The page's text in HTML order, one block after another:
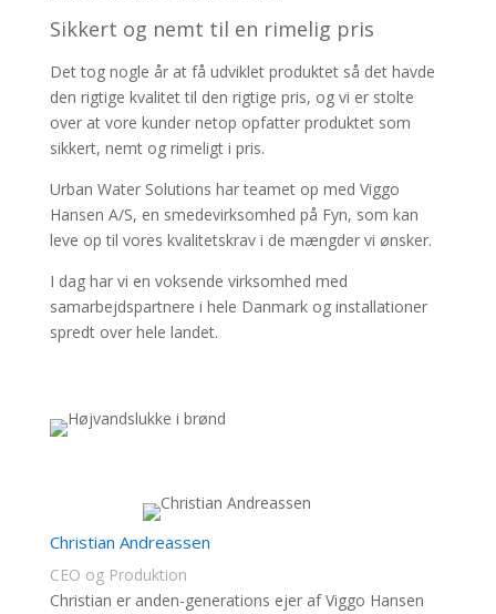
Sikkert og nemt til en rimelig pris
Det tog nogle år at få udviklet produktet så det havde
den rigtige kvalitet til den rigtige pris, og vi er stolte
over at vore kunder netop opfatter produktet som
sikkert, nemt og rimeligt i pris.
Urban Water Solutions har teamet op med Viggo
Hansen A/S, en smedevirksomhed på Fyn, som kan
leve op til vores kvalitetskrav i de mængder vi ønsker.
I dag har vi en voksende virksomhed med
samarbejdspartnere i hele Danmark og installationer
spredt over hele landet.
Christian Andreassen
CEO og Produktion
Christian er anden-generations ejer af Viggo Hansen